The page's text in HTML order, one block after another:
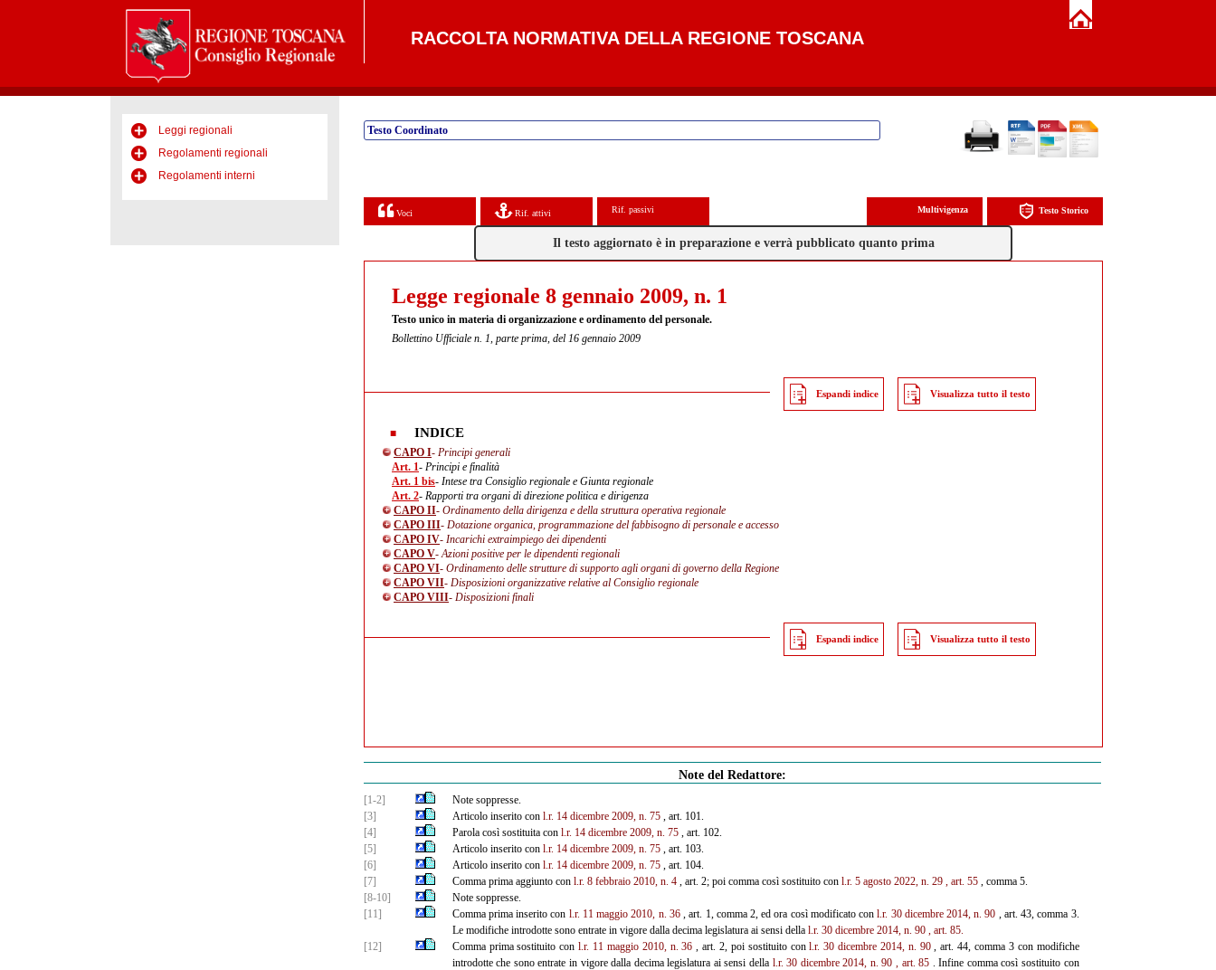
RACCOLTA NORMATIVA DELLA REGIONE TOSCANA
Leggi regionali
Regolamenti regionali
Regolamenti interni
Testo Coordinato
Voci Rif. attivi Rif. passivi Testo Storico
Multivigenza
Il testo aggiornato è in preparazione e verrà pubblicato quanto prima
Legge regionale 8 gennaio 2009, n. 1
Testo unico in materia di organizzazione e ordinamento del personale.
Bollettino Ufficiale n. 1, parte prima, del 16 gennaio 2009
Espandi indice Visualizza tutto il testo
INDICE
CAPO I- Principi generali
Art. 1- Principi e finalità
Art. 1 bis- Intese tra Consiglio regionale e Giunta regionale
Art. 2- Rapporti tra organi di direzione politica e dirigenza
CAPO II- Ordinamento della dirigenza e della struttura operativa regionale
CAPO III- Dotazione organica, programmazione del fabbisogno di personale e accesso
CAPO IV- Incarichi extraimpiego dei dipendenti
CAPO V- Azioni positive per le dipendenti regionali
CAPO VI- Ordinamento delle strutture di supporto agli organi di governo della Regione
CAPO VII- Disposizioni organizzative relative al Consiglio regionale
CAPO VIII- Disposizioni finali
Espandi indice Visualizza tutto il testo
Note del Redattore:
[1-2]
Note soppresse.
[3]
Articolo inserito con l.r. 14 dicembre 2009, n. 75, art. 101.
[4]
Parola così sostituita con l.r. 14 dicembre 2009, n. 75, art. 102.
[5]
Articolo inserito con l.r. 14 dicembre 2009, n. 75, art. 103.
[6]
Articolo inserito con l.r. 14 dicembre 2009, n. 75, art. 104.
[7]
Comma prima aggiunto con l.r. 8 febbraio 2010, n. 4, art. 2; poi comma così sostituito con l.r. 5 agosto 2022, n. 29 , art. 55, comma 5.
[8-10]
Note soppresse.
[11]
Comma prima inserito con l.r. 11 maggio 2010, n. 36, art. 1, comma 2, ed ora così modificato conl.r. 30 dicembre 2014, n. 90 , art. 43, comma 3.
Le modifiche introdotte sono entrate in vigore dalla decima legislatura ai sensi della l.r. 30 dicembre 2014, n. 90 , art. 85.
[12]
Comma prima sostituito conl.r. 11 maggio 2010, n. 36 , art. 2, poi sostituito conl.r. 30 dicembre 2014, n. 90, art. 44, comma 3 con modifiche
introdotte che sono entrate in vigore dalla decima legislatura ai sensi della l.r. 30 dicembre 2014, n. 90 , art. 85 . Infine comma così sostituito con